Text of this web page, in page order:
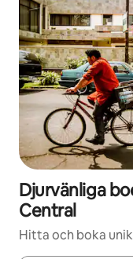
Djurvänliga
Central
Hitta och boka